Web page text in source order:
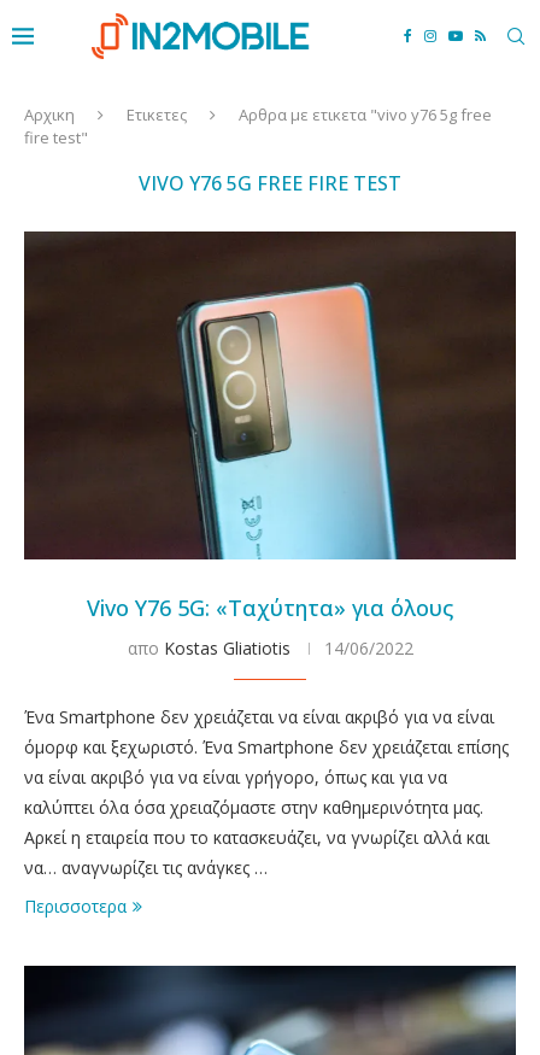
Αρχικη Ετικετες
Αρθρα με ετικετα "vivo y76 5g free
fire test"
VIVO Y76 5G FREE FIRE TEST
Vivo Y76 5G: «Ταχύτητα» για όλους
απο Kostas Gliatiotis 14/06/2022
Ένα Smartphone δεν χρειάζεται να είναι ακριβό για να είναι
όμορφ και ξεχωριστό. Ένα Smartphone δεν χρειάζεται επίσης
να είναι ακριβό για να είναι γρήγορο, όπως και για να
καλύπτει όλα όσα χρειαζόμαστε στην καθημερινότητα μας.
Αρκεί η εταιρεία που το κατασκευάζει, να γνωρίζει αλλά και
να… αναγνωρίζει τις ανάγκες …
Περισσοτερα